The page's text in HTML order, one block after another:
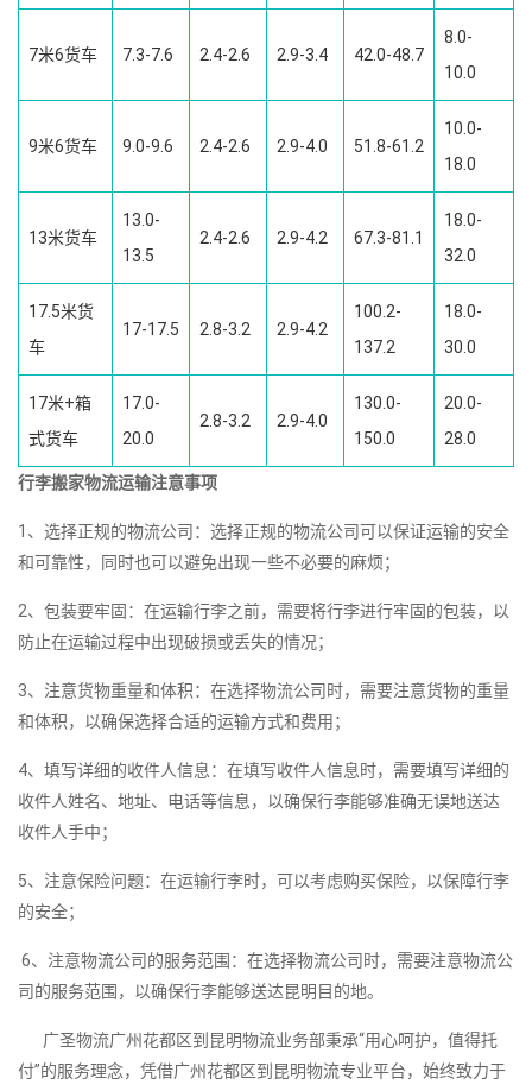
7米6货车 7.3-7.6 2.4-2.6 2.9-3.4 42.0-48.7
8.0-
10.0
9米6货车 9.0-9.6 2.4-2.6 2.9-4.0 51.8-61.2
10.0-
18.0
13米货车
13.0-
13.5
2.4-2.6 2.9-4.2 67.3-81.1
18.0-
32.0
17.5米货
车
17-17.5 2.8-3.2 2.9-4.2
100.2-
137.2
18.0-
30.0
17米+箱
式货车
17.0-
20.0
2.8-3.2 2.9-4.0
130.0-
150.0
20.0-
28.0
行李搬家物流运输注意事项
1、选择正规的物流公司：选择正规的物流公司可以保证运输的安全
和可靠性，同时也可以避免出现一些不必要的麻烦；
2、包装要牢固：在运输行李之前，需要将行李进行牢固的包装，以
防止在运输过程中出现破损或丢失的情况；
3、注意货物重量和体积：在选择物流公司时，需要注意货物的重量
和体积，以确保选择合适的运输方式和费用；
4、填写详细的收件人信息：在填写收件人信息时，需要填写详细的
收件人姓名、地址、电话等信息，以确保行李能够准确无误地送达
收件人手中；
5、注意保险问题：在运输行李时，可以考虑购买保险，以保障行李
的安全；
6、注意物流公司的服务范围：在选择物流公司时，需要注意物流公
司的服务范围，以确保行李能够送达昆明目的地。
广圣物流广州花都区到昆明物流业务部秉承“用心呵护，值得托
付”的服务理念，凭借广州花都区到昆明物流专业平台，始终致力于